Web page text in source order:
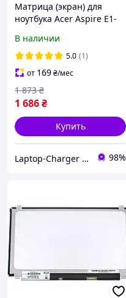
Матрица (экран) для
ноутбука Acer Aspire E1-
В наличии
5.0 (1)
от 169₴/мес
1 686₴
1 873 ₴
Купить
Laptop-Charger - интернет магазин комплектующих к ноутбукам 98%